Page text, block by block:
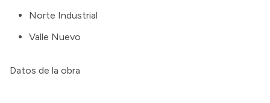
Norte Industrial
Valle Nuevo
Datos de la obra